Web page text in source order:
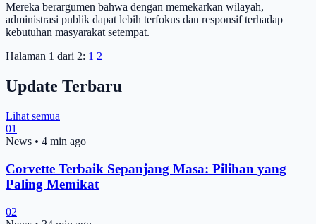
Mereka berargumen bahwa dengan memekarkan wilayah,
administrasi publik dapat lebih terfokus dan responsif terhadap
kebutuhan masyarakat setempat.
Halaman 1 dari 2: 1 2
Update Terbaru
Lihat semua
01
News • 4 min ago
Corvette Terbaik Sepanjang Masa: Pilihan yang
Paling Memikat
02